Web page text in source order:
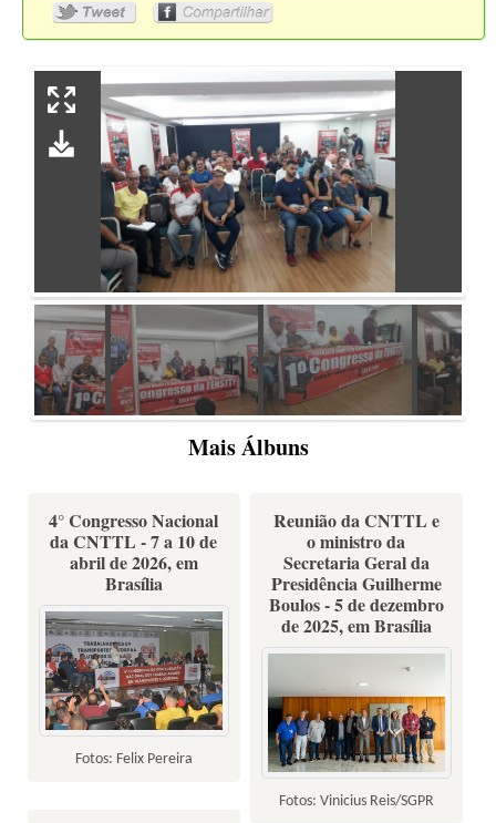
Mais Álbuns
4° Congresso Nacional
da CNTTL - 7 a 10 de
abril de 2026, em
Brasília
Fotos: Felix Pereira
Reunião da CNTTL e
o ministro da
Secretaria Geral da
Presidência Guilherme
Boulos - 5 de dezembro
de 2025, em Brasília
Fotos: Vinicius Reis/SGPR